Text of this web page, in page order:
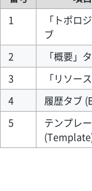
1
「トポロ
ブ
2
「概要」
3
「リソー
4
履歴タブ
5
テンプレ